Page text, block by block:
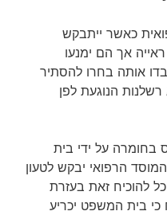
כאשר ייתבקש
אך הם ימנעו
אותה בחרו להסתיר
הנוגעת לפן
על ידי בית
הרפואי יבקש לטעון
להוכיח זאת בעזרת
בית המשפט יכריע